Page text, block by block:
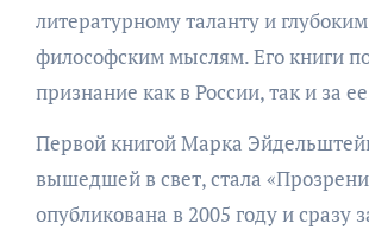
литературному таланту и глубоким
философским мыслям. Его книги
признание как в России, так и за
Первой книгой Марка
вышедшей в свет, стала
опубликована в 2005 году и сразу